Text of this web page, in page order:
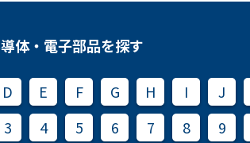
体・電子部品を探す
D E F G H I J
3 4 5 6 7 8 9